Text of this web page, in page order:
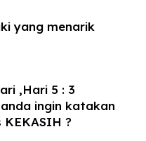
yang menarik
,Hari 5 : 3
ingin katakan
?